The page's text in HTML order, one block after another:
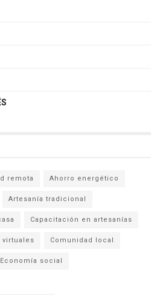
remota Ahorro energético
Artesanía tradicional
Capacitación en artesanías
virtuales Comunidad local
Economía social